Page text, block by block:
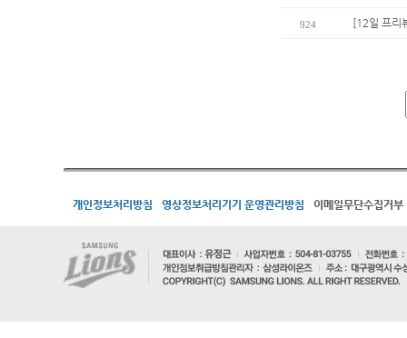
924 [12일 프리
개인정보처리방침 영상정보처리기기 운영관리방침 이메일무단수집거부